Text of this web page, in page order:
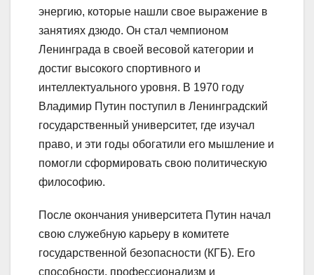
энергию, которые нашли свое выражение в
занятиях дзюдо. Он стал чемпионом
Ленинграда в своей весовой категории и
достиг высокого спортивного и
интеллектуального уровня. В 1970 году
Владимир Путин поступил в Ленинградский
государственный университет, где изучал
право, и эти годы обогатили его мышление и
помогли сформировать свою политическую
философию.
После окончания университета Путин начал
свою служебную карьеру в комитете
государственной безопасности (КГБ). Его
способности, профессионализм и